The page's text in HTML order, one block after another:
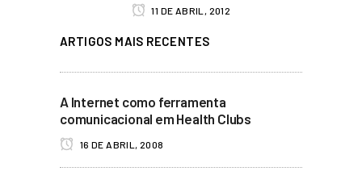
11 DE ABRIL, 2012
ARTIGOS MAIS RECENTES
A Internet como ferramenta
comunicacional em Health Clubs
16 DE ABRIL, 2008